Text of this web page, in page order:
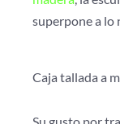
superpone a lo
Caja tallada a
Su gusto por